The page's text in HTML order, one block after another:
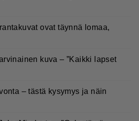
ovat täynnä lomaa,
kuva – ”Kaikki lapset
– tästä kysymys ja näin